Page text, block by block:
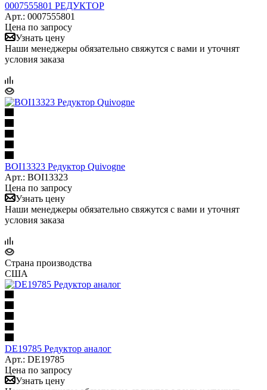
0007555801 РЕДУКТОР
Арт.: 0007555801
Цена по запросу
Узнать цену
Наши менеджеры обязательно свяжутся с вами и уточнят
условия заказа
BOI13323 Редуктор Quivogne
Арт.: BOI13323
Цена по запросу
Узнать цену
Наши менеджеры обязательно свяжутся с вами и уточнят
условия заказа
Страна производства
США
DE19785 Редуктор аналог
Арт.: DE19785
Цена по запросу
Узнать цену